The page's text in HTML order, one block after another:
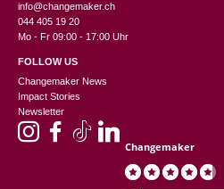
info@changemaker.ch
044 405 19 20
Mo - Fr 09:00 - 17:00 Uhr
FOLLOW US
Changemaker News
Impact Stories
Newsletter
Changemaker